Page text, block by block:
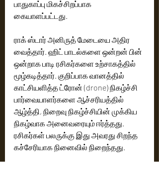
பாதுகாப்பு மிகச்சிறப்பாக
கையாளப்பட்டது.
ராக் ஸ்டார் அனிருத் மேடையை அதிர
வைத்தார். ஹிட் பாடல்களை ஒன்றன் பின்
ஒன்றாக பாடி ரசிகர்களை உற்சாகத்தில்
மூழ்கடித்தார். குறிப்பாக வானத்தில்
காட்சியளித்த ட்ரோன் (drone) நிகழ்ச்சி
பார்வையாளர்களை ஆச்சரியத்தில்
ஆழ்த்தி, நிறைவு நிகழ்ச்சியின் முக்கிய
நிகழ்வாக அனைவரையும் ஈர்த்தது.
ரசிகர்கள் பலருக்கு இது அவரது சிறந்த
கச்சேரியாக நினைவில் நிறைந்தது.